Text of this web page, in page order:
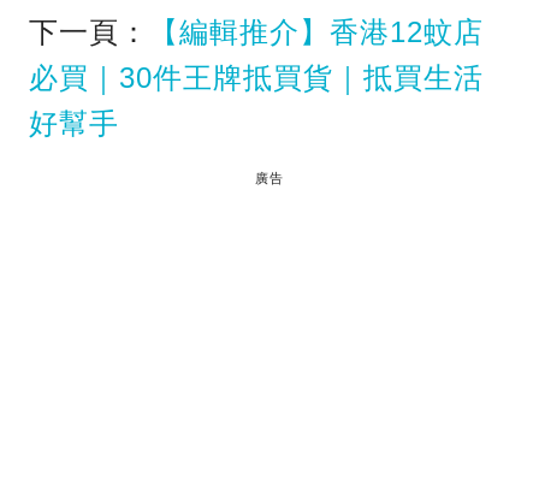
下一頁：
【編輯推介】香港12蚊店
必買｜30件王牌抵買貨｜抵買生活
好幫手
廣告